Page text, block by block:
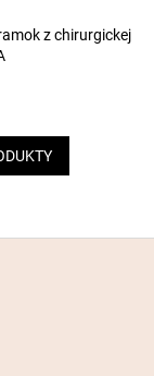
z chirurgickej